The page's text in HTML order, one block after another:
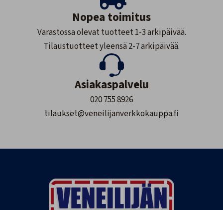
Nopea toimitus
Varastossa olevat tuotteet 1-3 arkipäivää.
Tilaustuotteet yleensä 2-7 arkipäivää.
Asiakaspalvelu
020 755 8926
tilaukset@veneilijanverkkokauppa.fi